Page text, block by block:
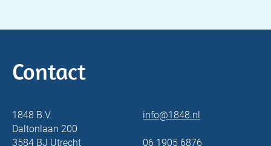
Contact
1848 B.V.
Daltonlaan 200
3584 BJ Utrecht
info@1848.nl
06 1905 6876